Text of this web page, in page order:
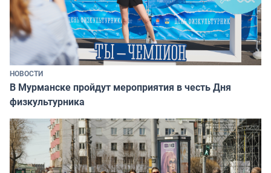
НОВОСТИ
В Мурманске пройдут мероприятия в честь Дня
физкультурника